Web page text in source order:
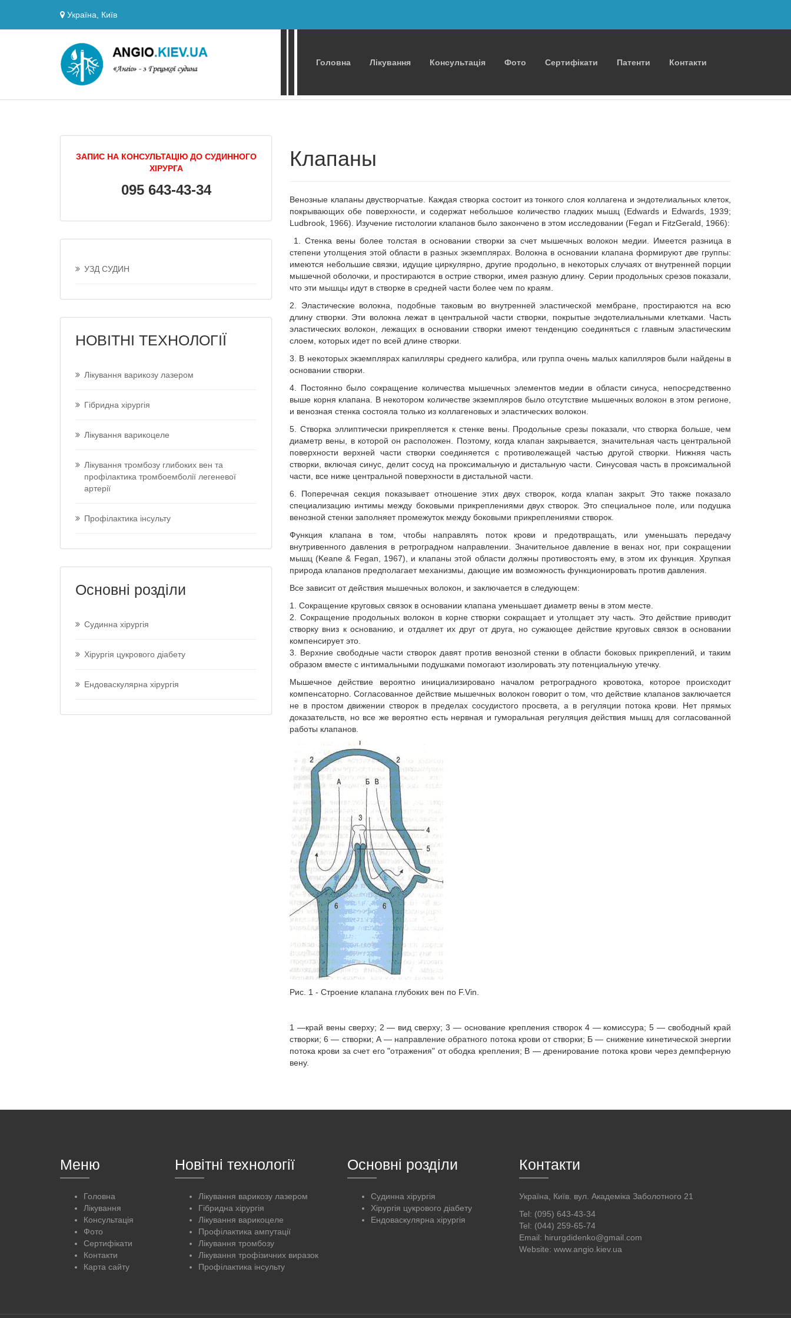
Україна, Київ
Головна Лікування Консультація Фото Сертифікати Патенти Контакти
ЗАПИС НА КОНСУЛЬТАЦІЮ ДО СУДИННОГО
ХІРУРГА
095 643-43-34
УЗД СУДИН
НОВІТНІ ТЕХНОЛОГІЇ
Лікування варикозу лазером
Гібридна хірургія
Лікування варикоцеле
Лікування тромбозу глибоких вен та
профілактика тромбоемболії легеневої
артерії
Профілактика інсульту
Основні розділи
Судинна хірургія
Хірургія цукрового діабету
Ендоваскулярна хірургія
Клапаны
Венозные клапаны двустворчатые. Каждая створка состоит из тонкого слоя коллагена и эндотелиальных клеток,
покрывающих обе поверхности, и содержат небольшое количество гладких мышц (Edwards и Edwards, 1939;
Ludbrook, 1966). Изучение гистологии клапанов было закончено в этом исследовании (Fegan и FitzGerald, 1966):
1. Стенка вены более толстая в основании створки за счет мышечных волокон медии. Имеется разница в
степени утолщения этой области в разных экземплярах. Волокна в основании клапана формируют две группы:
имеются небольшие связки, идущие циркулярно, другие продольно, в некоторых случаях от внутренней порции
мышечной оболочки, и простираются в острие створки, имея разную длину. Серии продольных срезов показали,
что эти мышцы идут в створке в средней части более чем по краям.
2. Эластические волокна, подобные таковым во внутренней эластической мембране, простираются на всю
длину створки. Эти волокна лежат в центральной части створки, покрытые эндотелиальными клетками. Часть
эластических волокон, лежащих в основании створки имеют тенденцию соединяться с главным эластическим
слоем, которых идет по всей длине створки.
3. В некоторых экземплярах капилляры среднего калибра, или группа очень малых капилляров были найдены в
основании створки.
4. Постоянно было сокращение количества мышечных элементов медии в области синуса, непосредственно
выше корня клапана. В некотором количестве экземпляров было отсутствие мышечных волокон в этом регионе,
и венозная стенка состояла только из коллагеновых и эластических волокон.
5. Створка эллиптически прикрепляется к стенке вены. Продольные срезы показали, что створка больше, чем
диаметр вены, в которой он расположен. Поэтому, когда клапан закрывается, значительная часть центральной
поверхности верхней части створки соединяется с противолежащей частью другой створки. Нижняя часть
створки, включая синус, делит сосуд на проксимальную и дистальную части. Синусовая часть в проксимальной
части, все ниже центральной поверхности в дистальной части.
6. Поперечная секция показывает отношение этих двух створок, когда клапан закрыт. Это также показало
специализацию интимы между боковыми прикреплениями двух створок. Это специальное поле, или подушка
венозной стенки заполняет промежуток между боковыми прикреплениями створок.
Функция клапана в том, чтобы направлять поток крови и предотвращать, или уменьшать передачу
внутривенного давления в ретроградном направлении. Значительное давление в венах ног, при сокращении
мышц (Keane & Fegan, 1967), и клапаны этой области должны противостоять ему, в этом их функция. Хрупкая
природа клапанов предполагает механизмы, дающие им возможность функционировать против давления.
Все зависит от действия мышечных волокон, и заключается в следующем:
1. Сокращение круговых связок в основании клапана уменьшает диаметр вены в этом месте.
2. Сокращение продольных волокон в корне створки сокращает и утолщает эту часть. Это действие приводит
створку вниз к основанию, и отдаляет их друг от друга, но сужающее действие круговых связок в основании
компенсирует это.
3. Верхние свободные части створок давят против венозной стенки в области боковых прикреплений, и таким
образом вместе с интимальными подушками помогают изолировать эту потенциальную утечку.
Мышечное действие вероятно инициализировано началом ретроградного кровотока, которое происходит
компенсаторно. Согласованное действие мышечных волокон говорит о том, что действие клапанов заключается
не в простом движении створок в пределах сосудистого просвета, а в регуляции потока крови. Нет прямых
доказательств, но все же вероятно есть нервная и гуморальная регуляция действия мышц для согласованной
работы клапанов.
Рис. 1 - Строение клапана глубоких вен по F.Vin.
1 —край вены сверху; 2 — вид сверху; 3 — основание крепления створок 4 — комиссура; 5 — свободный край
створки; 6 — створки; А — направление обратного потока крови от створки; Б — снижение кинетической энергии
потока крови за счет его "отражения" от ободка крепления; В — дренирование потока крови через демпферную
вену.
Меню
Головна
Лікування
Консультація
Фото
Сертифікати
Контакти
Карта сайту
Новітні технології
Лікування варикозу лазером
Гібридна хірургія
Лікування варикоцеле
Профілактика ампутації
Лікування тромбозу
Лікування трофізичних виразок
Профілактика інсульту
Основні розділи
Судинна хірургія
Хірургія цукрового діабету
Ендоваскулярна хірургія
Контакти
Україна, Київ. вул. Академіка Заболотного 21
Tel: (095) 643-43-34
Tel: (044) 259-65-74
Email: hirurgdidenko@gmail.com
Website: www.angio.kiev.ua